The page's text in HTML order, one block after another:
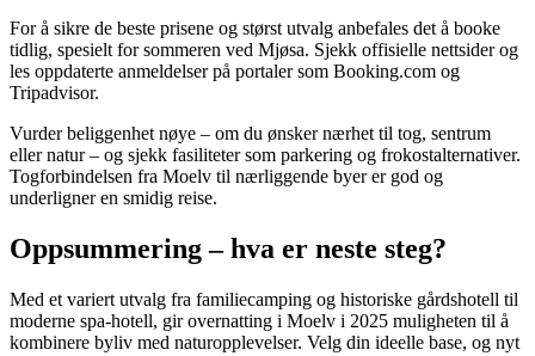
For å sikre de beste prisene og størst utvalg anbefales det å booke
tidlig, spesielt for sommeren ved Mjøsa. Sjekk offisielle nettsider og
les oppdaterte anmeldelser på portaler som Booking.com og
Tripadvisor.
Vurder beliggenhet nøye – om du ønsker nærhet til tog, sentrum
eller natur – og sjekk fasiliteter som parkering og frokostalternativer.
Togforbindelsen fra Moelv til nærliggende byer er god og
underligner en smidig reise.
Oppsummering – hva er neste steg?
Med et variert utvalg fra familiecamping og historiske gårdshotell til
moderne spa-hotell, gir overnatting i Moelv i 2025 muligheten til å
kombinere byliv med naturopplevelser. Velg din ideelle base, og nyt